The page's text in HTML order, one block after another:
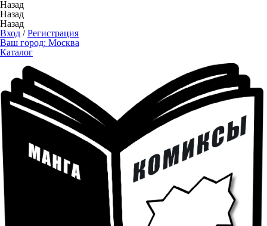
Назад
Назад
Назад
Вход /Регистрация
Ваш город: Москва
Каталог